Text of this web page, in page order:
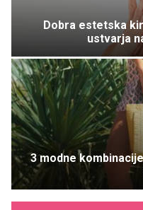
Dobra estetska
ustvarja
3 modne